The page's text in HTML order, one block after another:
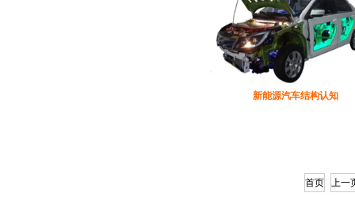
新能源汽车结构认知
首页 上一